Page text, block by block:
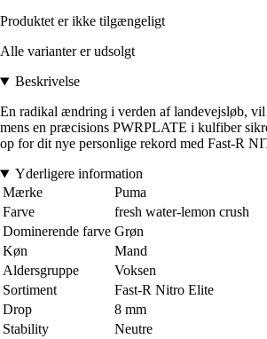
Produktet er ikke tilgængeligt
Alle varianter er udsolgt
Beskrivelse
En radikal ændring i verden af landevejsløb,
mens en præcisions PWRPLATE i kulfiber
op for dit nye personlige rekord med Fast-R
Yderligere information
Mærke
Puma
Farve
fresh water-lemon crush
Dominerende farve Grøn
Køn
Mand
Aldersgruppe
Voksen
Sortiment
Fast-R Nitro Elite
Drop
8 mm
Stability
Neutre